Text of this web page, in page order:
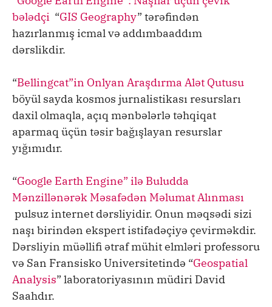
bələdçi “GIS Geography” tərəfindən
hazırlanmış icmal və addımbaaddım
dərslikdir.
“Bellingcat”in Onlyan Araşdırma Alət Qutusu
böyül sayda kosmos jurnalistikası resursları
daxil olmaqla, açıq mənbələrlə təhqiqat
aparmaq üçün təsir bağışlayan resurslar
yığımıdır.
“Google Earth Engine” ilə Buludda
Mənzillənərək Məsafədən Məlumat Alınması
pulsuz internet dərsliyidir. Onun məqsədi sizi
naşı birindən ekspert istifadəçiyə çevirməkdir.
Dərsliyin müəllifi ətraf mühit elmləri professoru
və San Fransisko Universitetində “Geospatial
Analysis” laboratoriyasının müdiri David
Saahdır.